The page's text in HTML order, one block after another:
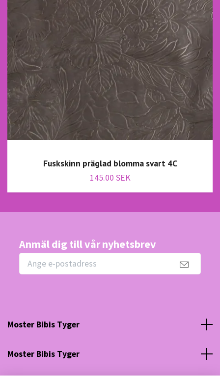
Fuskskinn präglad blomma svart 4C
145.00 SEK
Anmäl dig till vår nyhetsbrev
Moster Bibis Tyger
Moster Bibis Tyger